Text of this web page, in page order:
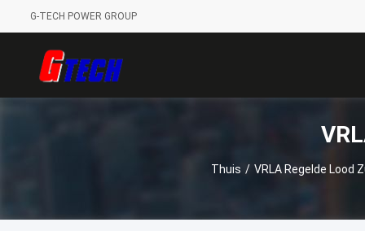
G-TECH POWER GROUP
Thuis / VRLA Regelde Lood